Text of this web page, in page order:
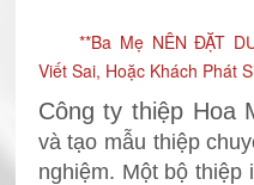
**Ba Mẹ NÊN ĐẶT
Viết Sai, Hoặc Khách Phát
Công ty thiệp Hoa
và tạo mẫu thiệp
nghiệm. Một bộ thiệp